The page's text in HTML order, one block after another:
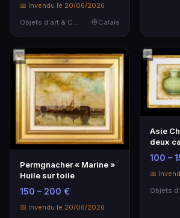
📅 Invendu le 20/06/2026
Calais
Permgnacher « Marine »
Huile sur toile
150 – 200 €
📅 Invendu le 20/06/2026
Asie
deux
sur
100 –
📅